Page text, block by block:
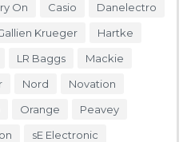
VIDEO PRO CANARIAS S.L.U.
On Casio
Danelectro
Krueger
Hartke
LR Baggs
Mackie
Nord
Novation
Orange
Peavey
sE Electronic